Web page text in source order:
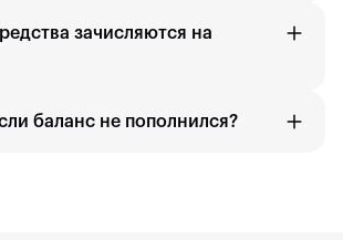
зачисляются на
баланс не пополнился?